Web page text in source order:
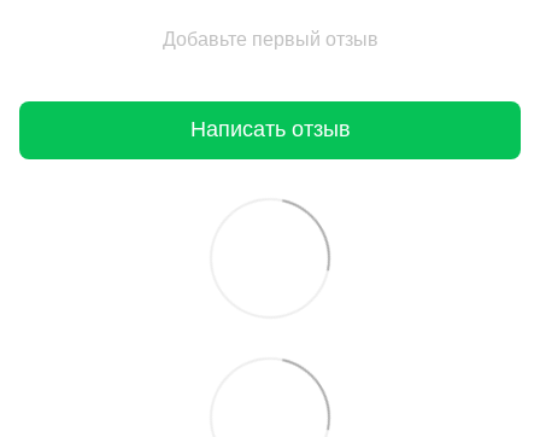
Добавьте первый отзыв
Написать отзыв